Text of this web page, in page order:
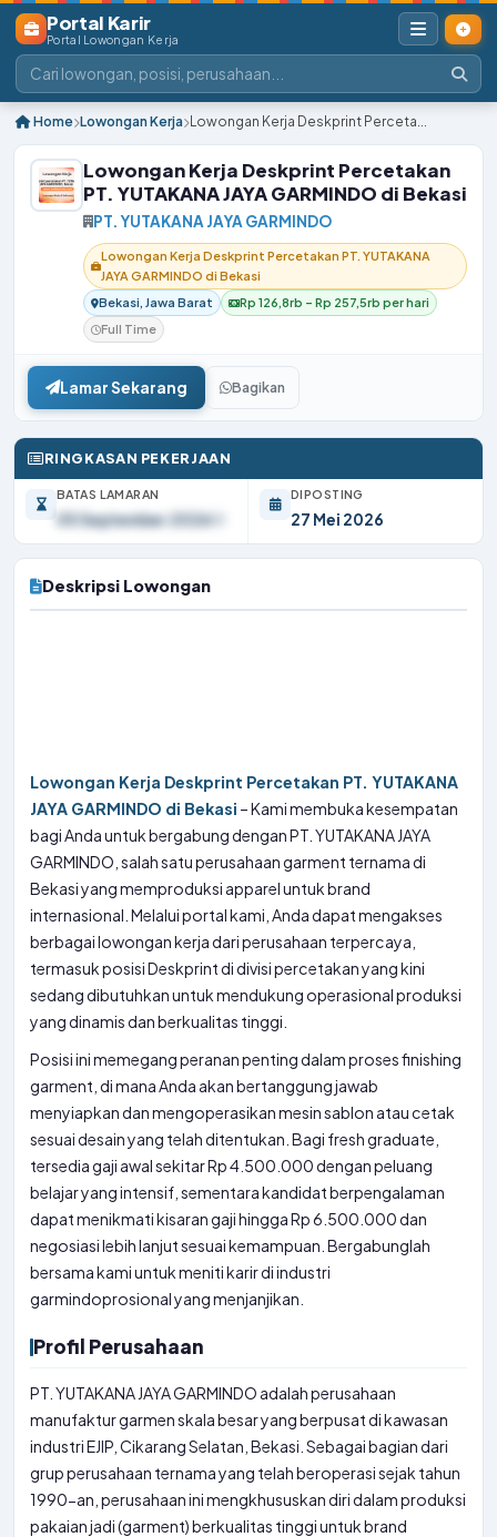
Portal Karir
Portal Lowongan Kerja
Home Lowongan Kerja Lowongan Kerja Deskprint Perceta...
Lowongan Kerja Deskprint Percetakan
PT. YUTAKANA JAYA GARMINDO di Bekasi
PT. YUTAKANA JAYA GARMINDO
Lowongan Kerja Deskprint Percetakan PT. YUTAKANA
JAYA GARMINDO di Bekasi
Bekasi, Jawa Barat
Rp 126,8rb – Rp 257,5rb per hari
Full Time
Lamar Sekarang Bagikan
RINGKASAN PEKERJAAN
BATAS LAMARAN
05 September 2026
DIPOSTING
27 Mei 2026
Deskripsi Lowongan
Lowongan Kerja Deskprint Percetakan PT. YUTAKANA
JAYA GARMINDO di Bekasi – Kami membuka kesempatan
bagi Anda untuk bergabung dengan PT. YUTAKANA JAYA
GARMINDO, salah satu perusahaan garment ternama di
Bekasi yang memproduksi apparel untuk brand
internasional. Melalui portal kami, Anda dapat mengakses
berbagai lowongan kerja dari perusahaan terpercaya,
termasuk posisi Deskprint di divisi percetakan yang kini
sedang dibutuhkan untuk mendukung operasional produksi
yang dinamis dan berkualitas tinggi.
Posisi ini memegang peranan penting dalam proses finishing
garment, di mana Anda akan bertanggung jawab
menyiapkan dan mengoperasikan mesin sablon atau cetak
sesuai desain yang telah ditentukan. Bagi fresh graduate,
tersedia gaji awal sekitar Rp 4.500.000 dengan peluang
belajar yang intensif, sementara kandidat berpengalaman
dapat menikmati kisaran gaji hingga Rp 6.500.000 dan
negosiasi lebih lanjut sesuai kemampuan. Bergabunglah
bersama kami untuk meniti karir di industri
garmindoprosional yang menjanjikan.
Profil Perusahaan
PT. YUTAKANA JAYA GARMINDO adalah perusahaan
manufaktur garmen skala besar yang berpusat di kawasan
industri EJIP, Cikarang Selatan, Bekasi. Sebagai bagian dari
grup perusahaan ternama yang telah beroperasi sejak tahun
1990-an, perusahaan ini mengkhususkan diri dalam produksi
pakaian jadi (garment) berkualitas tinggi untuk brand